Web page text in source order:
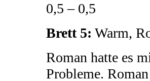
0,5 – 0,5
Brett 5: Warm,
Roman hatte es
Probleme.